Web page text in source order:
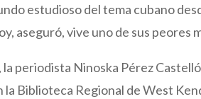
estudioso del tema cubano
aseguró, vive uno de sus peores
la periodista Ninoska Pérez
la Biblioteca Regional de West